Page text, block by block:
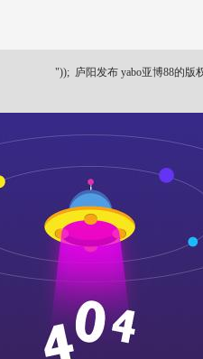
")); 庐阳发布 yabo亚博88的版